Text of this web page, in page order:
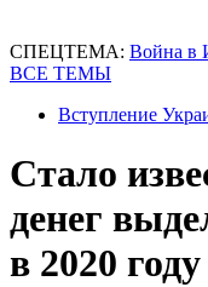
СПЕЦТЕМА: Война в
ВСЕ ТЕМЫ
Вступление
Стало
денег
в 2020 году